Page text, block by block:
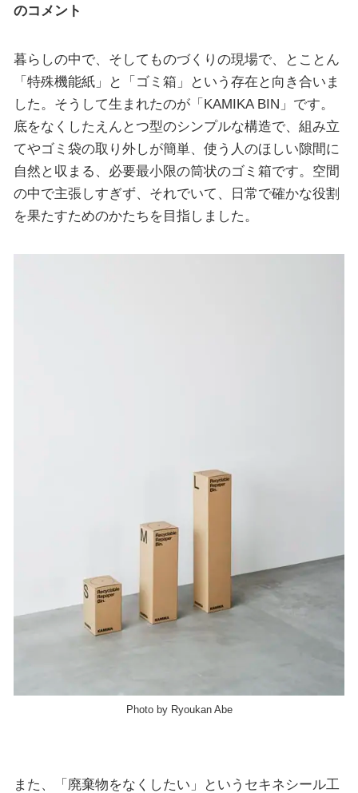
のコメント
暮らしの中で、そしてものづくりの現場で、とことん
「特殊機能紙」と「ゴミ箱」という存在と向き合いま
した。そうして生まれたのが「KAMIKA BIN」です。
底をなくしたえんとつ型のシンプルな構造で、組み立
てやゴミ袋の取り外しが簡単、使う人のほしい隙間に
自然と収まる、必要最小限の筒状のゴミ箱です。空間
の中で主張しすぎず、それでいて、日常で確かな役割
を果たすためのかたちを目指しました。
Photo by Ryoukan Abe
また、「廃棄物をなくしたい」というセキネシール工